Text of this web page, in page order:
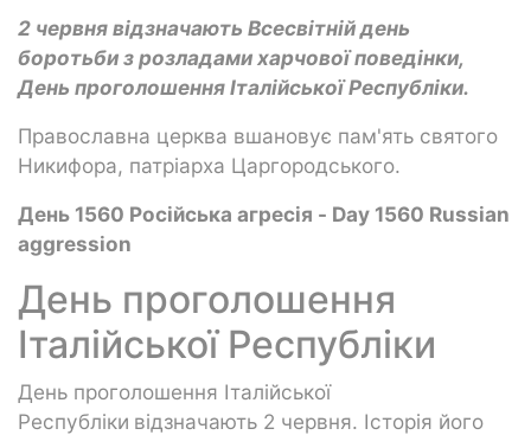
2 червня відзначають Всесвітній день
боротьби з розладами харчової поведінки,
День проголошення Італійської Республіки.
Православна церква вшановує пам'ять святого
Никифора, патріарха Царгородського.
День 1560 Російська агресія - Day 1560 Russian
aggression
День проголошення
Італійської Республіки
День проголошення Італійської
Республіки відзначають 2 червня. Історія його